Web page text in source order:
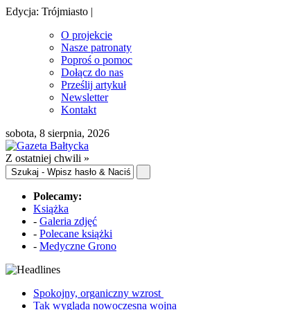
Edycja: Trójmiasto |
O projekcie
Nasze patronaty
Poproś o pomoc
Dołącz do nas
Prześlij artykuł
Newsletter
Kontakt
sobota, 8 sierpnia, 2026
Z ostatniej chwili »
Polecamy:
Książka
- Galeria zdjęć
- Polecane książki
- Medyczne Grono
Spokojny, organiczny wzrost
Tak wygląda nowoczesna wojna